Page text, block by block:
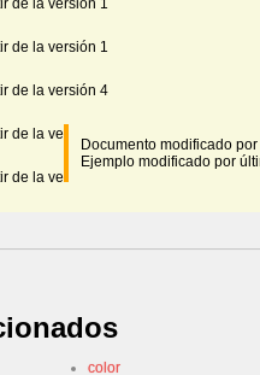
de la versión 1
de la versión 1
de la versión 4
de la versión 1
de la versión 4
Documento modificado
Ejemplo modificado por
color